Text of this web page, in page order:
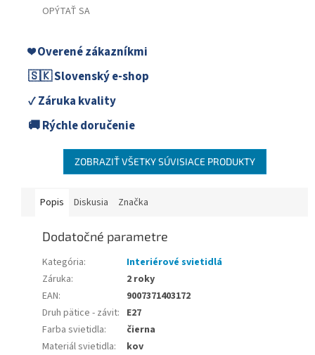
OPÝTAŤ SA
❤️ Overené zákazníkmi
🇸🇰 Slovenský e-shop
✓ Záruka kvality
🚚 Rýchle doručenie
ZOBRAZIŤ VŠETKY SÚVISIACE PRODUKTY
Popis Diskusia Značka
Dodatočné parametre
Kategória:
Interiérové svietidlá
Záruka:
2 roky
EAN:
9007371403172
Druh pätice - závit: E27
Farba svietidla:
čierna
Materiál svietidla: kov